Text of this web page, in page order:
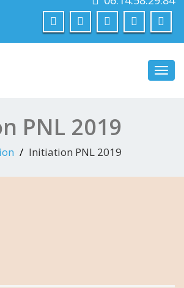
PNL 2019
Initiation PNL 2019